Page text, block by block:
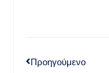
Προηγούμενο